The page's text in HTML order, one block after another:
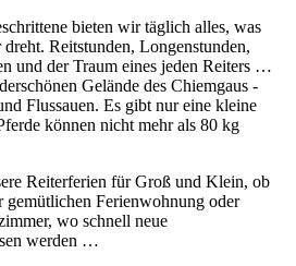
bieten wir täglich alles, was
Reitstunden, Longenstunden,
und der Traum eines jeden Reiters …
Gelände des Chiemgaus -
Flussauen. Es gibt nur eine kleine
können nicht mehr als 80 kg
Reiterferien für Groß und Klein, ob
Ferienwohnung oder
wo schnell neue
werden …